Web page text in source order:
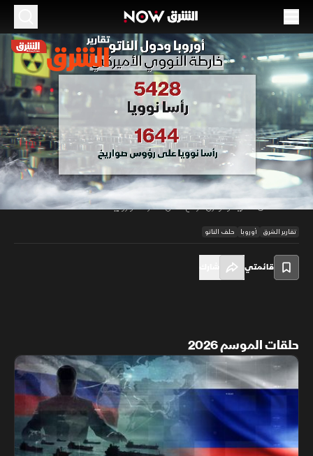
00:14/01:48
الموسم 2026
أوروبا ودول الناتو.. خارطة النووي الأميركي
18 يونيو 2026 01:48 أخبار
تقارير الشرق
تكشف تقارير عن انتشار ترسانة نووية أميركية داخل قواعد تابعة لحلف الناتو في
أوروبا، ضمن ترتيبات مشاركة استراتيجية تشمل عدداً من الدول الأعضاء، مع بقاء
جزء من هذه الأسلحة في حالة تخزين غير جاهز للاستخدام المباشر، وسط سياسة
تعتمد على السرية وتوازن الردع داخل القارة الأوروبية.
تقارير الشرق أوروبا حلف الناتو
قائمتي
حلقات الموسم 2026